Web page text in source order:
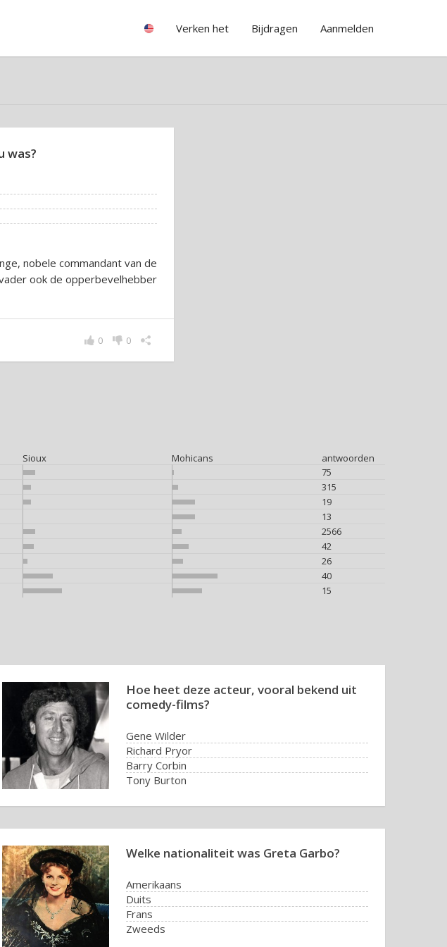
Verken het Bijdragen Aanmelden
was?
nobele commandant van de
ook de opperbevelhebber
0
0
Sioux Mohicans
antwoorden
75
315
19
13
2566
42
26
40
15
Hoe heet deze acteur, vooral bekend uit
comedy-films?
Gene Wilder
Richard Pryor
Barry Corbin
Tony Burton
Welke nationaliteit was Greta Garbo?
Amerikaans
Duits
Frans
Zweeds